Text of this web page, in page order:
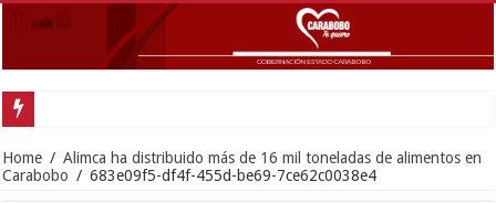
Home / Alimca ha distribuido más de 16 mil toneladas de alimentos en
Carabobo / 683e09f5-df4f-455d-be69-7ce62c0038e4